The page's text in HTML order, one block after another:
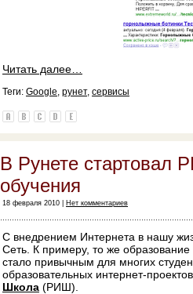
Читать далее…
Теги: Google, рунет, сервисы
В Рунете стартовал
обучения
18 февраля 2010 | Нет комментариев
С внедрением Интернета в нашу
Сеть. К примеру, то же
стало привычным для многих
образовательных интернет-
Школа (РИШ).